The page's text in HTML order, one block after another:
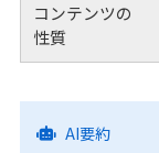
コンテンツの
性質
AI要約